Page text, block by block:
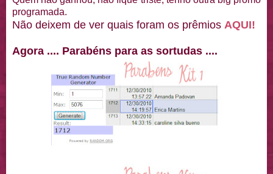
programada.
Não deixem de ver quais foram os prêmios AQUI!
Agora .... Parabéns para as sortudas ....